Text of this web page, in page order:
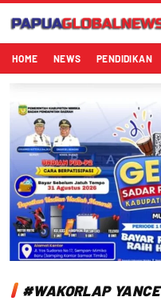
Papuaglobalnews.com
Menulis Fakta dengan Hati
HOME NEWS PENDIDIKAN
#WAKORLAP